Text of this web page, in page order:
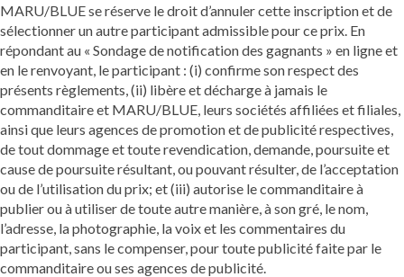
MARU/BLUE se réserve le droit d’annuler cette inscription et de
sélectionner un autre participant admissible pour ce prix. En
répondant au « Sondage de notification des gagnants » en ligne et
en le renvoyant, le participant : (i) confirme son respect des
présents règlements, (ii) libère et décharge à jamais le
commanditaire et MARU/BLUE, leurs sociétés affiliées et filiales,
ainsi que leurs agences de promotion et de publicité respectives,
de tout dommage et toute revendication, demande, poursuite et
cause de poursuite résultant, ou pouvant résulter, de l’acceptation
ou de l’utilisation du prix; et (iii) autorise le commanditaire à
publier ou à utiliser de toute autre manière, à son gré, le nom,
l’adresse, la photographie, la voix et les commentaires du
participant, sans le compenser, pour toute publicité faite par le
commanditaire ou ses agences de publicité.